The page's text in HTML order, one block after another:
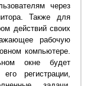
через
Также для
действий своих
рабочую
компьютере.
окне будет
регистрации,